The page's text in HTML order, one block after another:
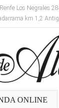
Los Negrales
km 1,2
ONLINE